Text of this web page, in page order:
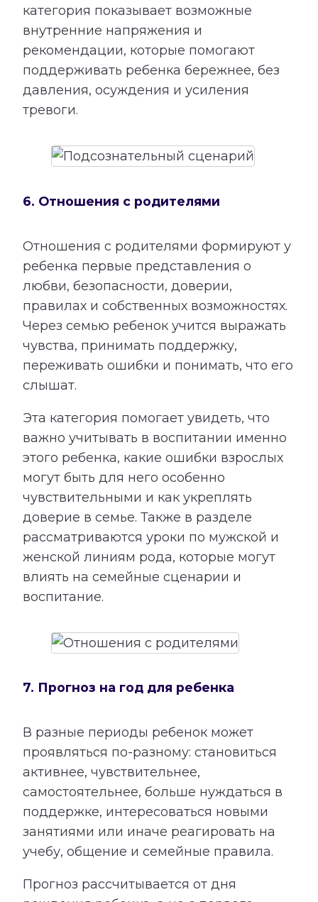
категория показывает возможные
внутренние напряжения и
рекомендации, которые помогают
поддерживать ребенка бережнее, без
давления, осуждения и усиления
тревоги.
6. Отношения с родителями
Отношения с родителями формируют у
ребенка первые представления о
любви, безопасности, доверии,
правилах и собственных возможностях.
Через семью ребенок учится выражать
чувства, принимать поддержку,
переживать ошибки и понимать, что его
слышат.
Эта категория помогает увидеть, что
важно учитывать в воспитании именно
этого ребенка, какие ошибки взрослых
могут быть для него особенно
чувствительными и как укреплять
доверие в семье. Также в разделе
рассматриваются уроки по мужской и
женской линиям рода, которые могут
влиять на семейные сценарии и
воспитание.
7. Прогноз на год для ребенка
В разные периоды ребенок может
проявляться по-разному: становиться
активнее, чувствительнее,
самостоятельнее, больше нуждаться в
поддержке, интересоваться новыми
занятиями или иначе реагировать на
учебу, общение и семейные правила.
Прогноз рассчитывается от дня